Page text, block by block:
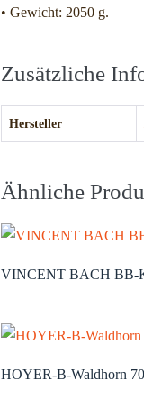
• Gewicht: 2050 g.
Zusätzliche
Hersteller
Ähnliche
VINCENT BACH BB-
HOYER-B-Waldhorn